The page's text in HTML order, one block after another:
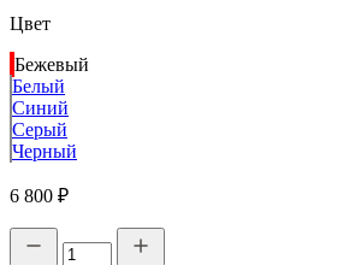
Цвет
Бежевый
Белый
Синий
Серый
Черный
6 800 ₽